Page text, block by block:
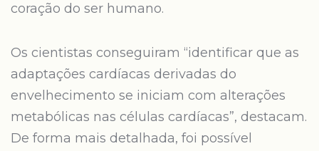
coração do ser humano.
Os cientistas conseguiram “identificar que as
adaptações cardíacas derivadas do
envelhecimento se iniciam com alterações
metabólicas nas células cardíacas”, destacam.
De forma mais detalhada, foi possível